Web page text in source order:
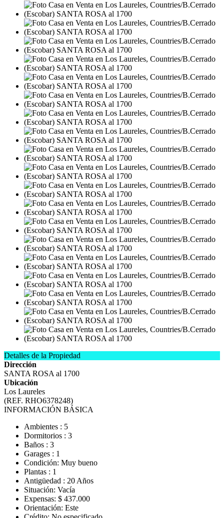
Detalles de la Propiedad
Dirección
SANTA ROSA al 1700
Ubicación
Los Laureles
(REF. RHO6378248)
INFORMACIÓN BÁSICA
Ambientes : 5
Dormitorios : 3
Baños : 3
Garages : 1
Condición: Muy bueno
Plantas : 1
Antigüedad : 20 Años
Situación: Vacía
Expensas: $ 437.000
Orientación: Este